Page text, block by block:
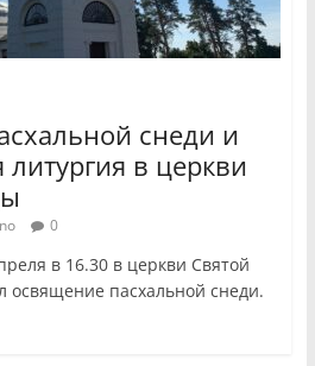
снеди и
в церкви
0
в 16.30 в церкви Святой
освящение пасхальной снеди.